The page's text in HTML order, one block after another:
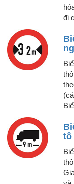
đi
tô